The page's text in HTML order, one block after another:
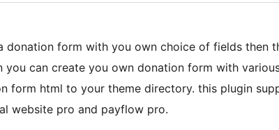
donation form with you own choice of fields then
you can create you own donation form with
form html to your theme directory. this plugin
website pro and payflow pro.